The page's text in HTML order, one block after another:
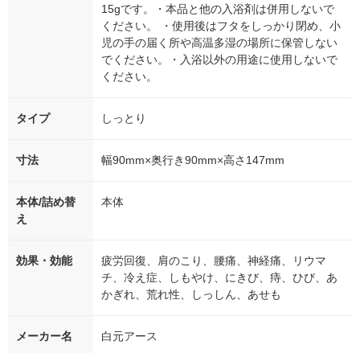
15gです。・本品と他の入浴剤は併用しないで
ください。 ・使用後はフタをしっかり閉め、小
児の手の届く所や高温多湿の場所に保管しない
でください。・入浴以外の用途に使用しないで
ください。
タイプ しっとり
寸法 幅90mm×奥行き90mm×高さ147mm
本体/詰め替
え
本体
効果・効能
疲労回復、肩のこり、腰痛、神経痛、リウマ
チ、冷え症、しもやけ、にきび、痔、ひび、あ
かぎれ、荒れ性、しっしん、あせも
メーカー名 白元アース